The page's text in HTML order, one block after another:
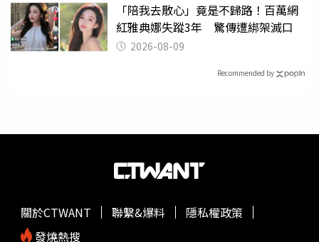
「陪我去散心」竟是不歸路！百萬網
紅雅典娜失蹤3年 驚傳遭綁架滅口
2026-08-09
Recommended by
關於CTWANT 聯繫&爆料
隱私權政策
發燒熱搜